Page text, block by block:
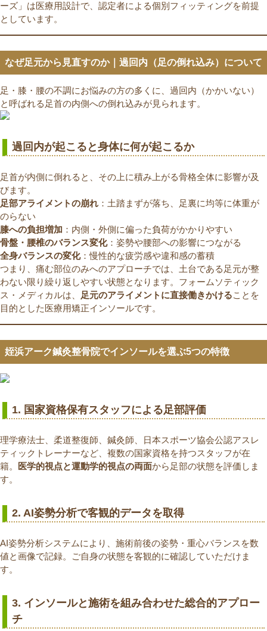
ーズ」は医療用設計で、認定者による個別フィッティングを前提
としています。
なぜ足元から見直すのか｜過回内（足の倒れ込み）について
足・膝・腰の不調にお悩みの方の多くに、過回内（かかいない）
と呼ばれる足首の内側への倒れ込みが見られます。
過回内が起こると身体に何が起こるか
足首が内側に倒れると、その上に積み上がる骨格全体に影響が及
びます。
足部アライメントの崩れ ：土踏まずが落ち、足裏に均等に体重が
のらない
膝への負担増加 ：内側・外側に偏った負荷がかかりやすい
骨盤・腰椎のバランス変化：姿勢や腰部への影響につながる
全身バランスの変化：慢性的な疲労感や違和感の蓄積
つまり、痛む部位のみへのアプローチでは、土台である足元が整
わない限り繰り返しやすい状態となります。フォームソティック
ス・メディカルは、
足元のアライメントに直接働きかけることを
目的とした医療用矯正インソールです。
姪浜アーク鍼灸整骨院でインソールを選ぶ5つの特徴
1. 国家資格保有スタッフによる足部評価
理学療法士、柔道整復師、鍼灸師、日本スポーツ協会公認アスレ
ティックトレーナーなど、複数の国家資格を持つスタッフが在
籍。
医学的視点と運動学的視点の両面から足部の状態を評価しま
す。
2. AI姿勢分析で客観的データを取得
AI姿勢分析システムにより、施術前後の姿勢・重心バランスを数
値と画像で記録。ご自身の状態を客観的に確認していただけま
す。
3. インソールと施術を組み合わせた総合的アプロー
チ